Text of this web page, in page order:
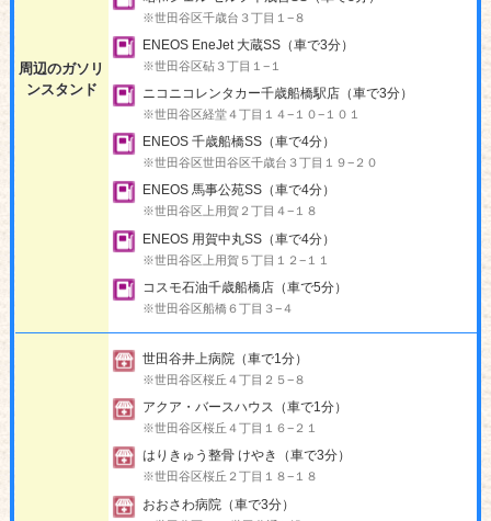
周辺のガソリ
ンスタンド
※世田谷区千歳台３丁目１−８
ENEOS EneJet 大蔵SS（車で3分）
※世田谷区砧３丁目１−１
ニコニコレンタカー千歳船橋駅店（車で3分）
※世田谷区経堂４丁目１４−１０−１０１
ENEOS 千歳船橋SS（車で4分）
※世田谷区世田谷区千歳台３丁目１９−２０
ENEOS 馬事公苑SS（車で4分）
※世田谷区上用賀２丁目４−１８
ENEOS 用賀中丸SS（車で4分）
※世田谷区上用賀５丁目１２−１１
コスモ石油千歳船橋店（車で5分）
※世田谷区船橋６丁目３−４
世田谷井上病院（車で1分）
※世田谷区桜丘４丁目２５−８
アクア・バースハウス（車で1分）
※世田谷区桜丘４丁目１６−２１
はりきゅう整骨 けやき（車で3分）
※世田谷区桜丘２丁目１８−１８
おおさわ病院（車で3分）